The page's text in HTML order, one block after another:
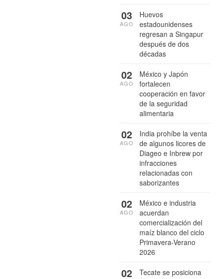
Huevos
estadounidenses
regresan a Singapur
después de dos
décadas
03
AGO
México y Japón
fortalecen
cooperación en favor
de la seguridad
alimentaria
02
AGO
India prohíbe la venta
de algunos licores de
Diageo e Inbrew por
infracciones
relacionadas con
saborizantes
02
AGO
México e industria
acuerdan
comercialización del
maíz blanco del ciclo
Primavera-Verano
2026
02
AGO
Tecate se posiciona
02